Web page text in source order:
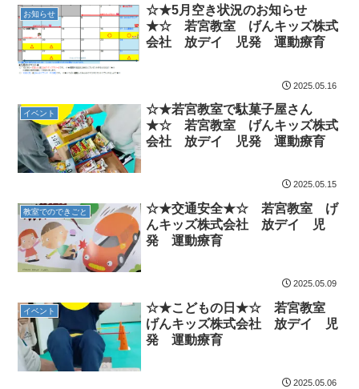
お知らせ
☆★5月空き状況のお知らせ
★☆ 若宮教室 げんキッズ株式
会社 放デイ 児発 運動療育
2025.05.16
イベント
☆★若宮教室で駄菓子屋さん
★☆ 若宮教室 げんキッズ株式
会社 放デイ 児発 運動療育
2025.05.15
教室でのできごと
☆★交通安全★☆ 若宮教室 げ
んキッズ株式会社 放デイ 児
発 運動療育
2025.05.09
イベント
☆★こどもの日★☆ 若宮教室
げんキッズ株式会社 放デイ 児
発 運動療育
2025.05.06